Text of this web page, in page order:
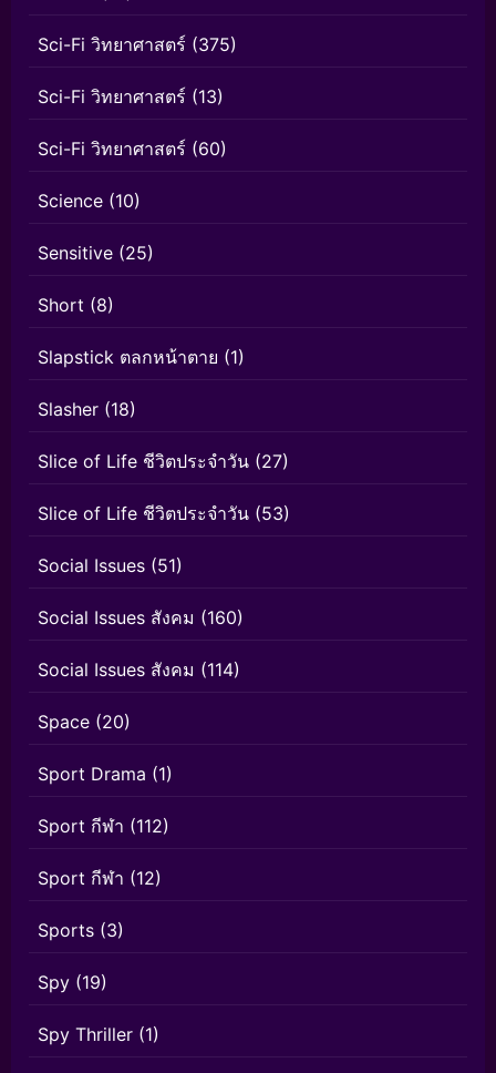
Sci-Fi วิทยาศาสตร์ (375)
Sci-Fi วิทยาศาสตร์ (13)
Sci-Fi วิทยาศาสตร์ (60)
Science (10)
Sensitive (25)
Short (8)
Slapstick ตลกหน้าตาย (1)
Slasher (18)
Slice of Life ชีวิตประจำวัน (27)
Slice of Life ชีวิตประจำวัน (53)
Social Issues (51)
Social Issues สังคม (160)
Social Issues สังคม (114)
Space (20)
Sport Drama (1)
Sport กีฬา (112)
Sport กีฬา (12)
Sports (3)
Spy (19)
Spy Thriller (1)